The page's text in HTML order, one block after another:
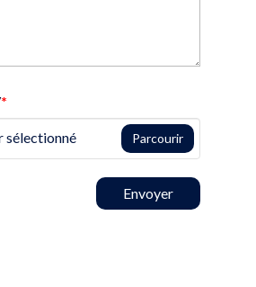
*
sélectionné Parcourir
Envoyer